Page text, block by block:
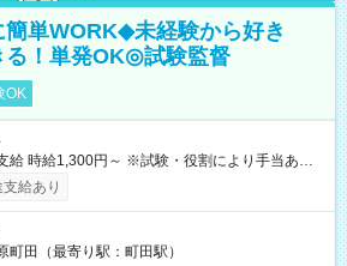
単WORK◆未経験から好き
る！単発OK◎試験監督
OK
り手当あり
り昇給あり 【即給（前払い）オプションあ
る場合、勤務から1週間ほどで給与の一部を受け
擬試験 8:30～17:30（休憩1時間） 時給1,300円
円＋交通費 ※当日の役割により時給＋100
給あり
町田（最寄り駅：町田駅）